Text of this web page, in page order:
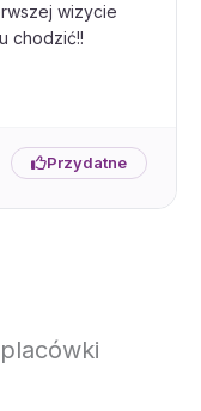
wizycie
chodzić!!
Przydatne